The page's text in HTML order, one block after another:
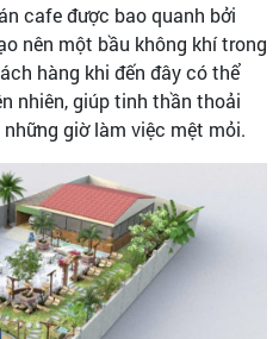
cafe được bao quanh bởi
nên một bầu không khí trong
hàng khi đến đây có thể
nhiên, giúp tinh thần thoải
giờ làm việc mệt mỏi.